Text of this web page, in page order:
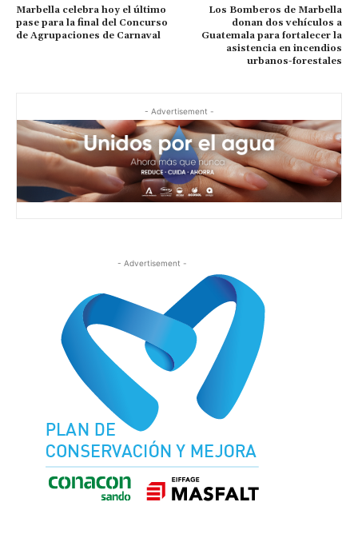
Marbella celebra hoy el último
pase para la final del Concurso
de Agrupaciones de Carnaval
Los Bomberos de Marbella
donan dos vehículos a
Guatemala para fortalecer la
asistencia en incendios
urbanos-forestales
- Advertisement -
- Advertisement -